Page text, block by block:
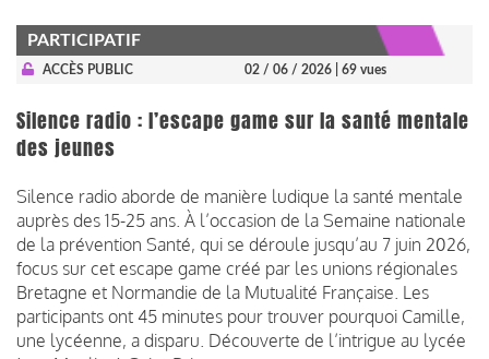
PARTICIPATIF
ACCÈS PUBLIC 02 / 06 / 2026 | 69 vues
Silence radio : l’escape game sur la santé mentale
des jeunes
Silence radio aborde de manière ludique la santé mentale
auprès des 15-25 ans. À l’occasion de la Semaine nationale
de la prévention Santé, qui se déroule jusqu’au 7 juin 2026,
focus sur cet escape game créé par les unions régionales
Bretagne et Normandie de la Mutualité Française. Les
participants ont 45 minutes pour trouver pourquoi Camille,
une lycéenne, a disparu. Découverte de l’intrigue au lycée